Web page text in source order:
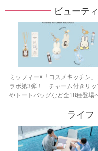
ビューテ
ミッフィー×「コスメキッチン」
ラボ第3弾！ チャーム付きリッ
やトートバッグなど全18種登場
ライ